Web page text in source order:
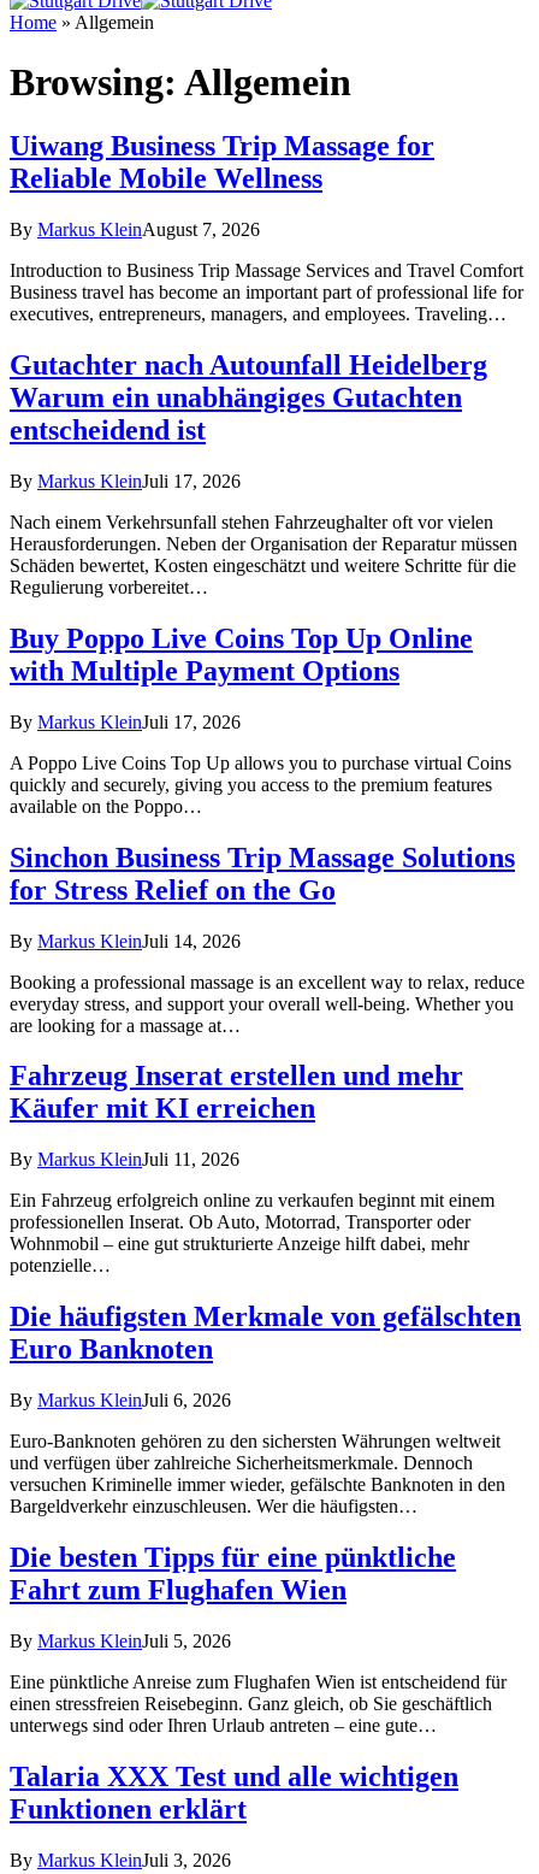
Home » Allgemein
Browsing: Allgemein
Uiwang Business Trip Massage for
Reliable Mobile Wellness
By Markus KleinAugust 7, 2026
Introduction to Business Trip Massage Services and Travel Comfort
Business travel has become an important part of professional life for
executives, entrepreneurs, managers, and employees. Traveling…
Gutachter nach Autounfall Heidelberg
Warum ein unabhängiges Gutachten
entscheidend ist
By Markus KleinJuli 17, 2026
Nach einem Verkehrsunfall stehen Fahrzeughalter oft vor vielen
Herausforderungen. Neben der Organisation der Reparatur müssen
Schäden bewertet, Kosten eingeschätzt und weitere Schritte für die
Regulierung vorbereitet…
Buy Poppo Live Coins Top Up Online
with Multiple Payment Options
By Markus KleinJuli 17, 2026
A Poppo Live Coins Top Up allows you to purchase virtual Coins
quickly and securely, giving you access to the premium features
available on the Poppo…
Sinchon Business Trip Massage Solutions
for Stress Relief on the Go
By Markus KleinJuli 14, 2026
Booking a professional massage is an excellent way to relax, reduce
everyday stress, and support your overall well-being. Whether you
are looking for a massage at…
Fahrzeug Inserat erstellen und mehr
Käufer mit KI erreichen
By Markus KleinJuli 11, 2026
Ein Fahrzeug erfolgreich online zu verkaufen beginnt mit einem
professionellen Inserat. Ob Auto, Motorrad, Transporter oder
Wohnmobil – eine gut strukturierte Anzeige hilft dabei, mehr
potenzielle…
Die häufigsten Merkmale von gefälschten
Euro Banknoten
By Markus KleinJuli 6, 2026
Euro-Banknoten gehören zu den sichersten Währungen weltweit
und verfügen über zahlreiche Sicherheitsmerkmale. Dennoch
versuchen Kriminelle immer wieder, gefälschte Banknoten in den
Bargeldverkehr einzuschleusen. Wer die häufigsten…
Die besten Tipps für eine pünktliche
Fahrt zum Flughafen Wien
By Markus KleinJuli 5, 2026
Eine pünktliche Anreise zum Flughafen Wien ist entscheidend für
einen stressfreien Reisebeginn. Ganz gleich, ob Sie geschäftlich
unterwegs sind oder Ihren Urlaub antreten – eine gute…
Talaria XXX Test und alle wichtigen
Funktionen erklärt
By Markus KleinJuli 3, 2026